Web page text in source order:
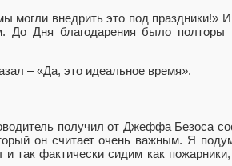
могли внедрить это под праздники!»
До Дня благодарения было
– «Да, это идеальное время».
получил от Джеффа Безоса
он считает очень важным. Я
так фактически сидим как